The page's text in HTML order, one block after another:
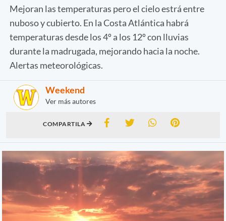
Mejoran las temperaturas pero el cielo estrá entre
nuboso y cubierto. En la Costa Atlántica habrá
temperaturas desde los 4º a los 12º con lluvias
durante la madrugada, mejorando hacia la noche.
Alertas meteorológicas.
Weekend
Ver más autores
COMPARTILA